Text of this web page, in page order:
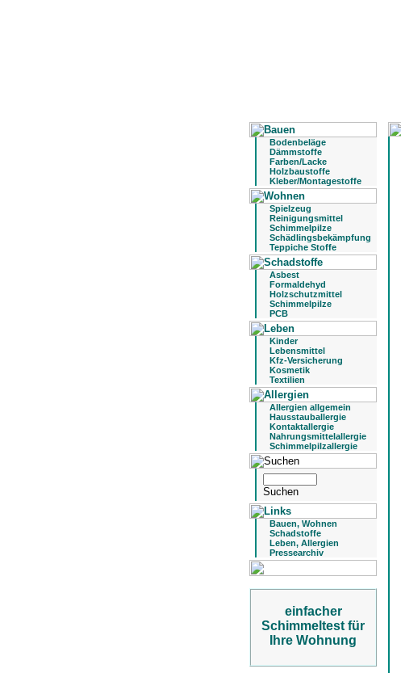
Bodenbeläge
Dämmstoffe
Farben/Lacke
Holzbaustoffe
Kleber/Montagestoffe
Spielzeug
Reinigungsmittel
Schimmelpilze
Schädlingsbekämpfung
Teppiche Stoffe
Asbest
Formaldehyd
Holzschutzmittel
Schimmelpilze
PCB
Kinder
Lebensmittel
Kfz-Versicherung
Kosmetik
Textilien
Allergien allgemein
Hausstauballergie
Kontaktallergie
Nahrungsmittelallergie
Schimmelpilzallergie
Bauen, Wohnen
Schadstoffe
Leben, Allergien
Pressearchiv
einfacher
Schimmeltest für
Ihre Wohnung